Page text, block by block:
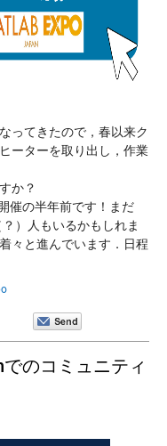
ってきたので，春以来ク
ーターを取り出し，作業
か？
催の半年前です！まだ
）人もいるかもしれま
々と進んでいます．日程
のコミュニティ